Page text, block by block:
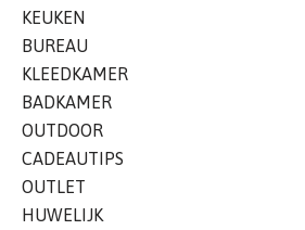
KEUKEN
BUREAU
KLEEDKAMER
BADKAMER
OUTDOOR
CADEAUTIPS
OUTLET
HUWELIJK